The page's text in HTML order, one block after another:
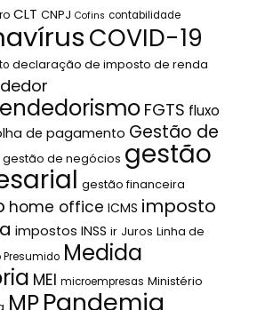
CLT CNPJ Cofins contabilidade
COVID-19
declaração de imposto de renda
FGTS fluxo
de pagamento Gestão de
gestão de negócios gestão
gestão financeira
home office ICMS imposto
impostos INSS ir Juros Linha de
Presumido Medida
MEI microempresas Ministério
MPPandemia